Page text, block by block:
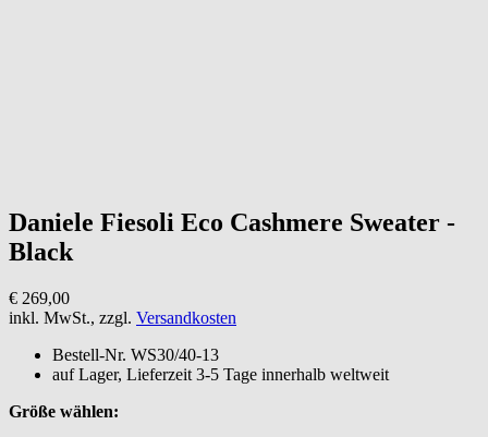
Daniele Fiesoli Eco Cashmere Sweater -
Black
€ 269,00
inkl. MwSt., zzgl. Versandkosten
Bestell-Nr. WS30/40-13
auf Lager, Lieferzeit 3-5 Tage innerhalb weltweit
Größe wählen: